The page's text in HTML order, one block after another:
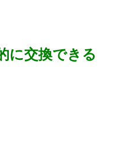
に交換できる